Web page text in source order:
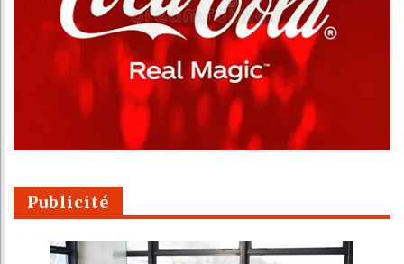
Publicité